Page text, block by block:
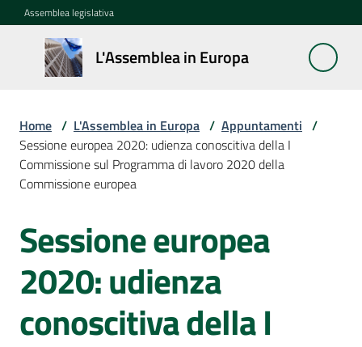
Vai al contenuto
Vai alla navigazione
Vai al footer
Assemblea legislativa
L'Assemblea in Europa
L'Assemblea
in Europa
Cos'è
la
Sessione
La
europea
Home / L'Assemblea in Europa / Appuntamenti /
Sessione europea 2020: udienza conoscitiva della I
Commissione sul Programma di lavoro 2020 della
Commissione europea
Salta al contenuto
Sessione europea
2020: udienza
conoscitiva della I